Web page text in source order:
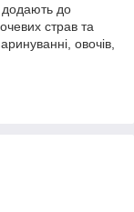
до
страв та
овочів,